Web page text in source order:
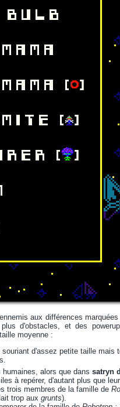
aux différences marquées
d'obstacles, et des
moyenne :
d'assez petite taille mais
humaines, alors que dans satryn
à repérer, d'autant plus que
trois membres de la famille de
trop aux grunts).